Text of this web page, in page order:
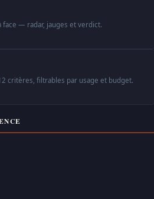
face — radar, jauges et verdict.
critères, filtrables par usage et budget.